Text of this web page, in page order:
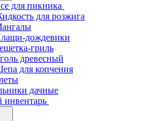
для пикника
для розжига
дождевики
гриль
древесный
для копчения
дачные
инвентарь